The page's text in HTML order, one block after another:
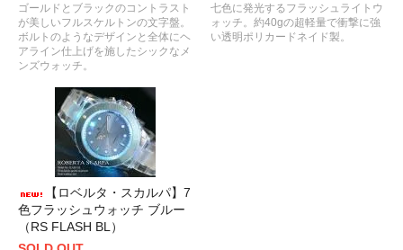
ゴールドとブラックのコントラスト
が美しいフルスケルトンの文字盤。
ボルトのようなデザインと全体にヘ
アライン仕上げを施したシックなメ
ンズウォッチ。
七色に発光するフラッシュライトウ
ォッチ。約40gの超軽量で衝撃に強
い透明ポリカードネイド製。
【ロベルタ・スカルパ】7
色フラッシュウォッチ ブルー
（RS FLASH BL）